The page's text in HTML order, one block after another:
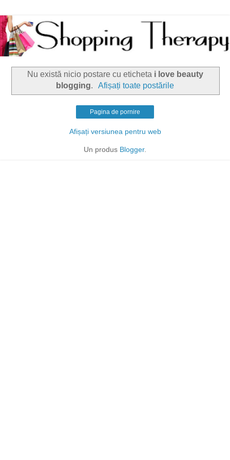
Nu există nicio postare cu eticheta i love beauty
blogging. Afișați toate postările
Pagina de pornire
Afișați versiunea pentru web
Un produs Blogger.